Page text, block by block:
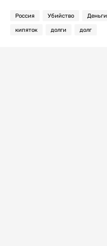
Россия Убийство Деньги
кипяток долги долг